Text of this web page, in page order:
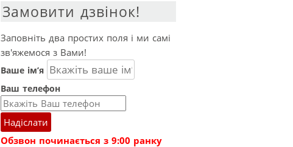
Замовити дзвінок!
Заповніть два простих поля і ми самі
зв'яжемося з Вами!
Ваше ім’я
Ваш телефон
Надіслати
Обзвон починається з 9:00 ранку